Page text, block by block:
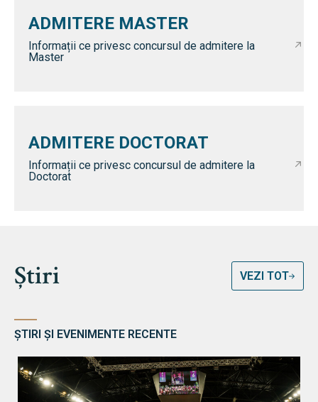
ADMITERE MASTER
Informații ce privesc concursul de admitere la
Master
ADMITERE DOCTORAT
Informații ce privesc concursul de admitere la
Doctorat
Știri VEZI TOT
ȘTIRI ȘI EVENIMENTE RECENTE